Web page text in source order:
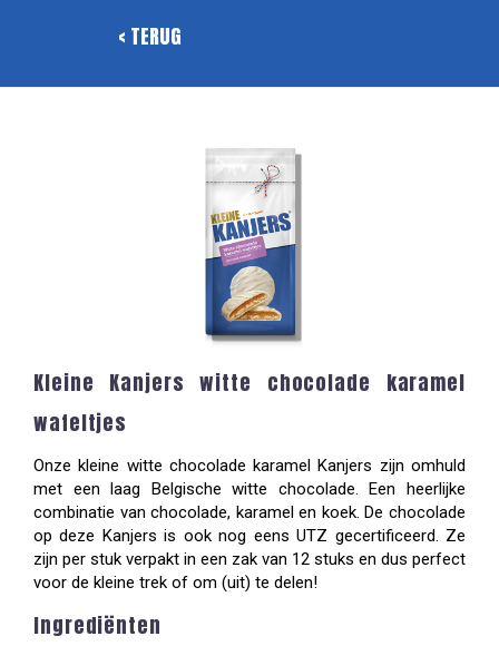
< TERUG
Kleine Kanjers witte chocolade karamel
wafeltjes
Onze kleine witte chocolade karamel Kanjers zijn omhuld
met een laag Belgische witte chocolade. Een heerlijke
combinatie van chocolade, karamel en koek. De chocolade
op deze Kanjers is ook nog eens UTZ gecertificeerd. Ze
zijn per stuk verpakt in een zak van 12 stuks en dus perfect
voor de kleine trek of om (uit) te delen!
Ingrediënten